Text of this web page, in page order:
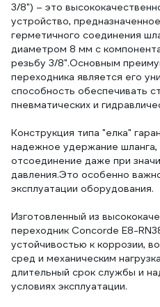
3/8") – это
устройство,
герметичного соединения
диаметром 8 мм с
резьбу 3/8".Основным
переходника является его
способность обеспечивать
пневматических и
Конструкция типа "елка"
надежное удержание
отсоединение даже при
давления.Это особенно
эксплуатации оборудования.
Изготовленный из
переходник Concorde E8-
устойчивостью к коррозии,
сред и механическим
длительный срок службы и
условиях эксплуатации.